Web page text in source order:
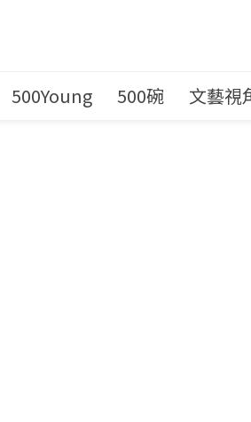
500Young 500碗 文藝視